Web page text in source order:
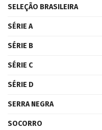
SELEÇÃO BRASILEIRA
SÉRIE A
SÉRIE B
SÉRIE C
SÉRIE D
SERRA NEGRA
SOCORRO